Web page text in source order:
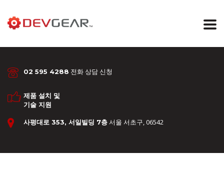
02 595 4288 전화 상담 신청
제품 설치 및
기술 지원
사평대로 353, 서일빌딩 7층서울 서초구, 06542